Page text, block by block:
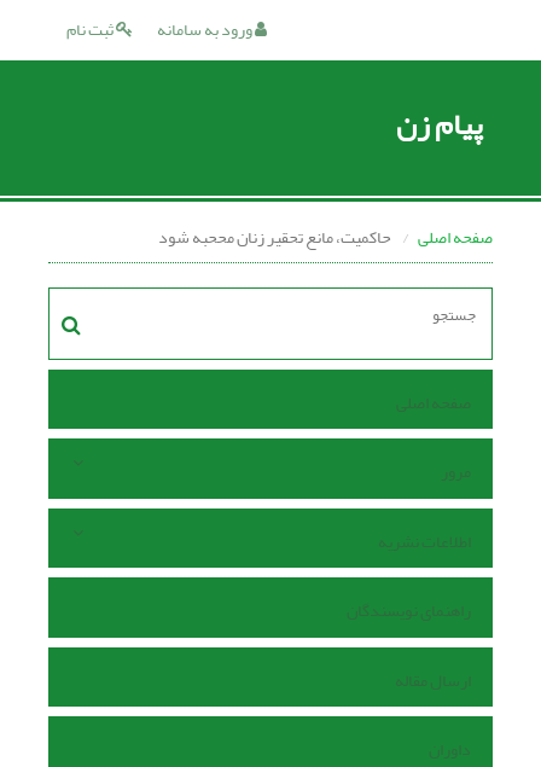
ثبت نام ورود به سامانه
پیام زن
صفحه اصلی حاکمیت، مانع تحقیر زنان مححبه شود
صفحه اصلی
مرور
اطلاعات نشریه
راهنمای نویسندگان
ارسال مقاله
داوران